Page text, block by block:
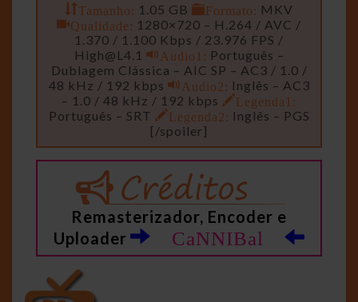
Tamanho: 1.05 GB Formato: MKV
Qualidade: 1280×720 – H.264 / AVC /
1.370 / 1.100 Kbps / 23.976 FPS /
High@L4.1
Audio1: Português –
Dublagem Clássica – AIC SP – AC3 / 1.0 /
48 kHz / 192 kbps
Audio2: Inglês – AC3
– 1.0 / 48 kHz / 192 kbps
Legenda1:
Português – SRT
Legenda2: Inglês – PGS
[/spoiler]
Remasterizador, Encoder e
Uploader
CaNNIBal